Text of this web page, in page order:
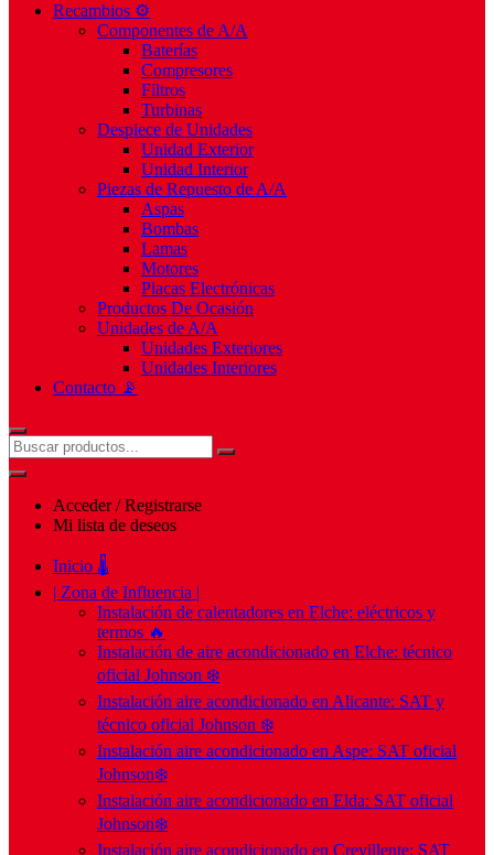
Recambios ⚙️
Componentes de A/A
Baterías
Compresores
Filtros
Turbinas
Despiece de Unidades
Unidad Exterior
Unidad Interior
Piezas de Repuesto de A/A
Aspas
Bombas
Lamas
Motores
Placas Electrónicas
Productos De Ocasión
Unidades de A/A
Unidades Exteriores
Unidades Interiores
Contacto 📡
Acceder / Registrarse
Mi lista de deseos
Inicio 🌡️
| Zona de Influencia |
Instalación de calentadores en Elche: eléctricos y
termos 🔥
Instalación de aire acondicionado en Elche: técnico
oficial Johnson ❄️
Instalación aire acondicionado en Alicante: SAT y
técnico oficial Johnson ❄️
Instalación aire acondicionado en Aspe: SAT oficial
Johnson❄️
Instalación aire acondicionado en Elda: SAT oficial
Johnson❄️
Instalación aire acondicionado en Crevillente: SAT